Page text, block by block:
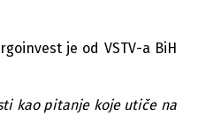
je od VSTV-a BiH
kao pitanje koje utiče na